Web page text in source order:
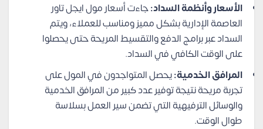
الأسعار وأنظمة السداد:جاءت أسعار مول ايجل تاور
العاصمة الإدارية بشكل مميز ومناسب للعملاء، ويتم
السداد عبر برامج الدفع والتقسيط المريحة حتى يحصلوا
على الوقت الكافي في السداد.
المرافق الخدمية:يحصل المتواجدون في المول على
تجربة مريحة نتيجة توفير عدد كبير من المرافق الخدمية
والوسائل الترفيهية التي تضمن سير العمل بسلاسة
طوال الوقت.